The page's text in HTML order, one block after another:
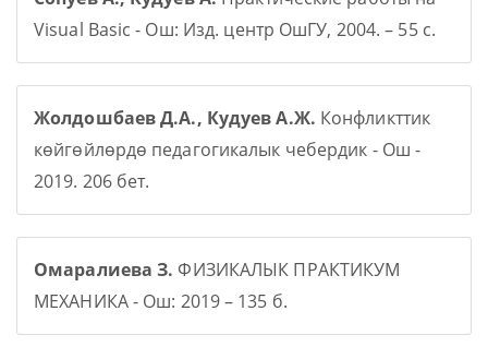
Visual Basic - Ош: Изд. центр ОшГУ, 2004. – 55 с.
Жолдошбаев Д.А., Кудуев А.Ж. Конфликттик
көйгөйлөрдө педагогикалык чебердик - Ош -
2019. 206 бет.
Омаралиева З. ФИЗИКАЛЫК ПРАКТИКУМ
МЕХАНИКА - Ош: 2019 – 135 б.